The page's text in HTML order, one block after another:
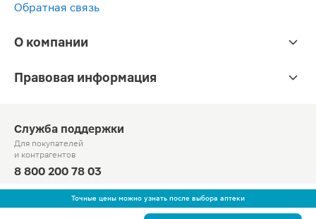
Точные цены можно узнать после выбора аптеки
Обратная связь
О компании
Правовая информация
Служба поддержки
Для покупателей
и контрагентов
8 800 200 78 03
Круглосуточно, звонок по России бесплатный